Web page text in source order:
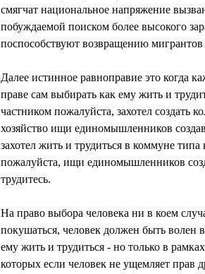
смягчат национальное напряжение
побуждаемой поиском более высокого
поспособствуют возвращению
Далее истинное равноправие это когда
праве сам выбирать как ему жить и
частником пожалуйста, захотел создать
хозяйство ищи единомышленников
захотел жить и трудиться в коммуне
пожалуйста, ищи единомышленников
трудитесь.
На право выбора человека ни в коем
покушаться, человек должен быть волен
ему жить и трудиться - но только в
которых если человек не ущемляет прав